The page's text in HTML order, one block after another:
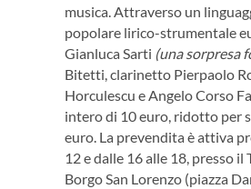
musica. Attraverso un
popolare lirico-strumentale
Gianluca Sarti (una sorpresa
Bitetti, clarinetto Pierpaolo
Horculescu e Angelo Corso
intero di 10 euro, ridotto per
euro. La prevendita è attiva
12 e dalle 16 alle 18, presso
Borgo San Lorenzo (piazza